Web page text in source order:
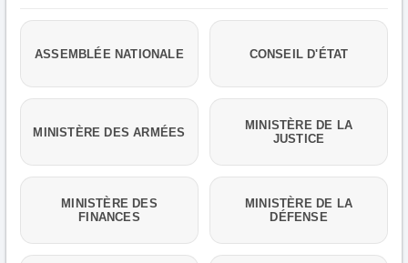
ASSEMBLÉE NATIONALE CONSEIL D'ÉTAT
MINISTÈRE DES ARMÉES
MINISTÈRE DE LA
JUSTICE
MINISTÈRE DES
FINANCES
MINISTÈRE DE LA
DÉFENSE